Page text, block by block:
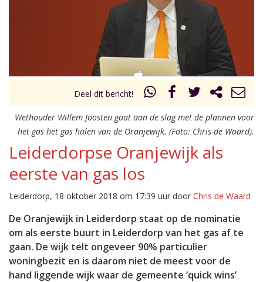
Deel dit bericht!
Wethouder Willem Joosten gaat aan de slag met de plannen voor
het gas het gas halen van de Oranjewijk. (Foto: Chris de Waard).
Leiderdorpse Oranjewijk als
eerste van gas los
Leiderdorp, 18 oktober 2018 om 17:39 uur door Chris de Waard
De Oranjewijk in Leiderdorp staat op de nominatie
om als eerste buurt in Leiderdorp van het gas af te
gaan. De wijk telt ongeveer 90% particulier
woningbezit en is daarom niet de meest voor de
hand liggende wijk waar de gemeente ‘quick wins’